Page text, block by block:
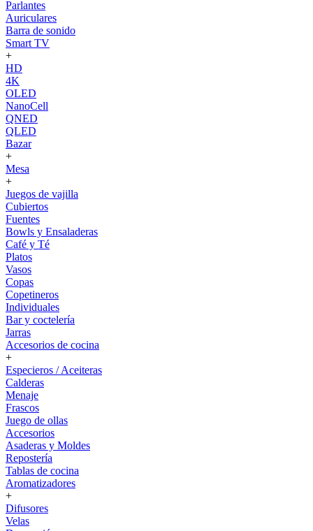
Parlantes
Auriculares
Barra de sonido
Smart TV
+
HD
4K
OLED
NanoCell
QNED
QLED
Bazar
+
Mesa
+
Juegos de vajilla
Cubiertos
Fuentes
Bowls y Ensaladeras
Café y Té
Platos
Vasos
Copas
Copetineros
Individuales
Bar y coctelería
Jarras
Accesorios de cocina
+
Especieros / Aceiteras
Calderas
Menaje
Frascos
Juego de ollas
Accesorios
Asaderas y Moldes
Repostería
Tablas de cocina
Aromatizadores
+
Difusores
Velas